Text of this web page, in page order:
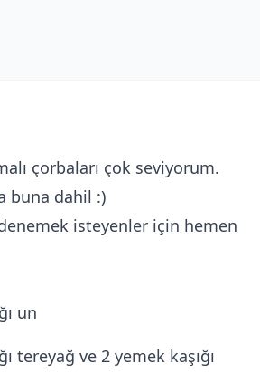
çorbaları çok seviyorum.
buna dahil :)
isteyenler için hemen
un
tereyağ ve 2 yemek kaşığı